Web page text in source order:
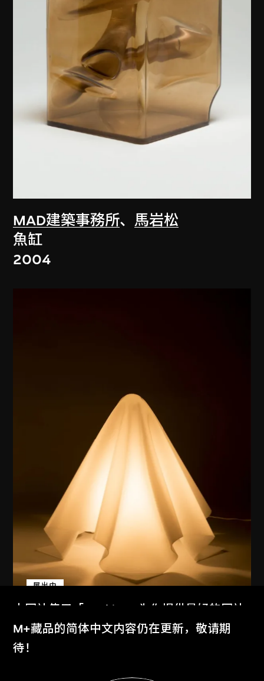
MAD建築事務所、 馬岩松
魚缸
2004
倉俁史朗
展出中
燈（Oba-Q）
本网站使用「Cookies」为你提供最好的网站
体验。
了解更多
M+藏品的简体中文内容仍在更新，敬请期
待！